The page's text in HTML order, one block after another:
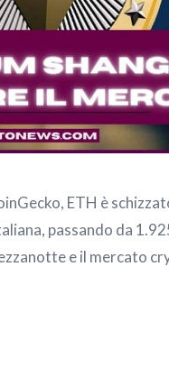
ETH è
passando da
e il mercato